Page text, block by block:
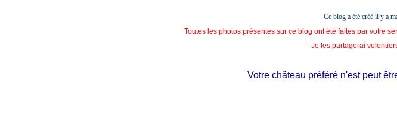
Ce blog a été créé il y a
Toutes les photos présentes sur ce blog ont été faites par votre
Je les partagerai
Votre château préféré n'est peut